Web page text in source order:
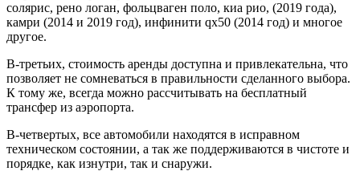
солярис, рено логан, фольцваген поло, киа рио, (2019 года),
камри (2014 и 2019 год), инфинити qx50 (2014 год) и многое
другое.
В-третьих, стоимость аренды доступна и привлекательна, что
позволяет не сомневаться в правильности сделанного выбора.
К тому же, всегда можно рассчитывать на бесплатный
трансфер из аэропорта.
В-четвертых, все автомобили находятся в исправном
техническом состоянии, а так же поддерживаются в чистоте и
порядке, как изнутри, так и снаружи.